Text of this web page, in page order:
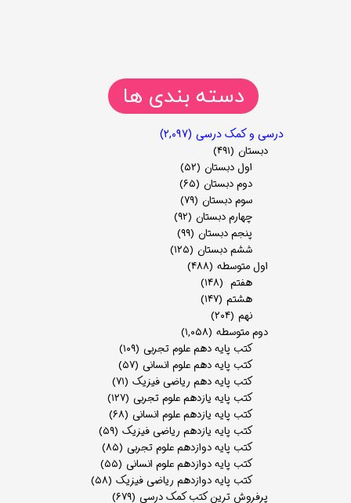
دسته بندی ها
درسی و کمک درسی (۲,۰۹۷)
دبستان (۴۹۱)
اول دبستان (۵۲)
دوم دبستان (۶۵)
سوم دبستان (۷۹)
چهارم دبستان (۹۲)
پنجم دبستان (۹۹)
ششم دبستان (۱۲۵)
اول متوسطه (۴۸۸)
هفتم (۱۴۸)
هشتم (۱۴۷)
نهم (۲۰۴)
دوم متوسطه (۱,۰۵۸)
کتب پایه دهم علوم تجربی (۱۰۹)
کتب پایه دهم علوم انسانی (۵۷)
کتب پایه دهم ریاضی فیزیک (۷۱)
کتب پایه یازدهم علوم تجربی (۱۲۷)
کتب پایه یازدهم علوم انسانی (۶۸)
کتب پایه یازدهم ریاضی فیزیک (۵۹)
کتب پایه دوازدهم علوم تجربی (۸۵)
کتب پایه دوازدهم علوم انسانی (۵۵)
کتب پایه دوازدهم ریاضی فیزیک (۵۸)
پرفروش ترین کتب کمک درسی (۶۷۹)